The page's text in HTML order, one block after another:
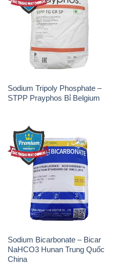
Sodium Tripoly Phosphate –
STPP Prayphos Bỉ Belgium
Sodium Bicarbonate – Bicar
NaHCO3 Hunan Trung Quốc
China